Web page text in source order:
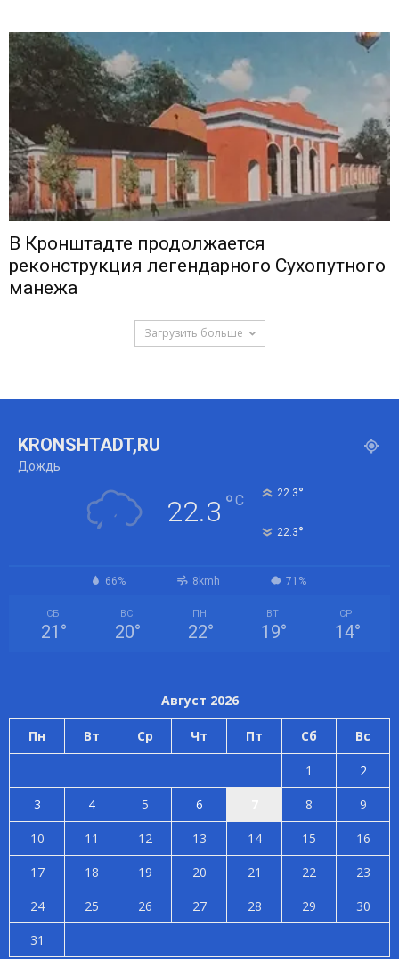
В Кронштадте продолжается
реконструкция легендарного Сухопутного
манежа
Загрузить больше
KRONSHTADT,RU
Дождь
22.3 °C 22.3°
22.3°
66% 8kmh 71%
СБ
21 °
ВС
20°
ПН
22°
ВТ
19°
СР
14°
Август 2026
Пн Вт Ср Чт Пт Сб Вс
1
2
3
4 5 6 8
9
10
11 12 13 14 15
16
17
18 19 20 21 22
23
24
25 26 27 28 29
30
31